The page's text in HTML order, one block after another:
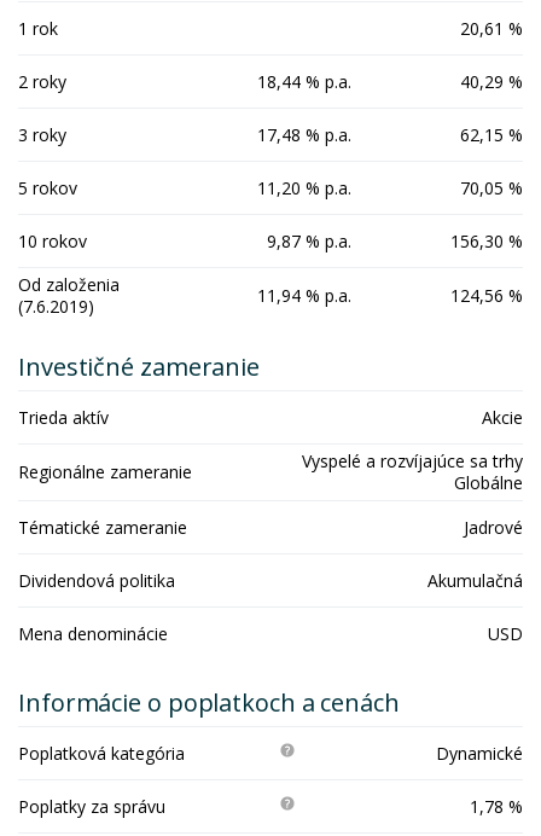
1 rok 20,61 %
2 roky 18,44 % p.a. 40,29 %
3 roky 17,48 % p.a. 62,15 %
5 rokov 11,20 % p.a. 70,05 %
10 rokov 9,87 % p.a.
156,30 %
Od založenia
(7.6.2019)
11,94 % p.a. 124,56 %
Investičné zameranie
Trieda aktív Akcie
Regionálne zameranie
Vyspelé a rozvíjajúce sa trhy
Globálne
Tématické zameranie
Jadrové
Dividendová politika Akumulačná
Mena denominácie USD
Informácie o poplatkoch a cenách
Poplatková kategória Dynamické
Poplatky za správu 1,78 %